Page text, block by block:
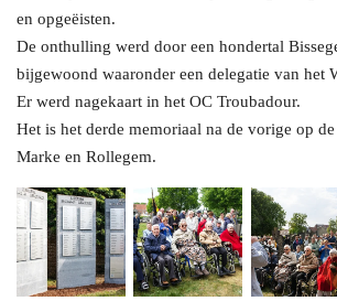
en opgeëisten.
De onthulling werd door een hondertal
bijgewoond waaronder een delegatie van het
Er werd nagekaart in het OC Troubadour.
Het is het derde memoriaal na de vorige op
Marke en Rollegem.